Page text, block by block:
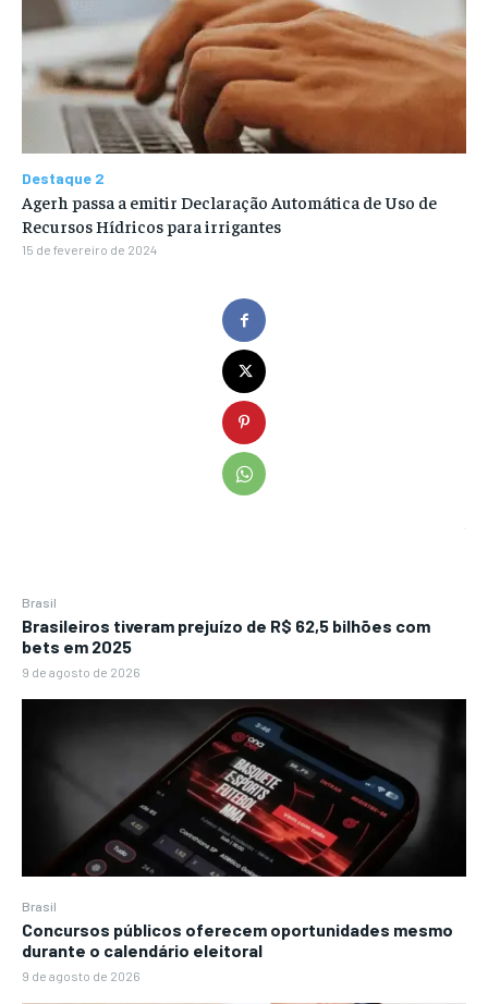
Brasil
Brasileiros tiveram prejuízo de R$ 62,5 bilhões com
bets em 2025
9 de agosto de 2026
Brasil
Concursos públicos oferecem oportunidades mesmo
durante o calendário eleitoral
9 de agosto de 2026
Destaque 2
Agerh passa a emitir Declaração Automática de Uso de
Recursos Hídricos para irrigantes
15 de fevereiro de 2024